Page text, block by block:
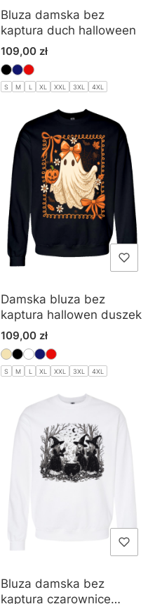
Bluza damska bez
kaptura duch halloween
Cena
109,00 zł
S M L XL XXL 3XL 4XL
Damska bluza bez
kaptura hallowen duszek
Cena
109,00 zł
S M L XL XXL 3XL 4XL
Bluza damska bez
kaptura czarownice